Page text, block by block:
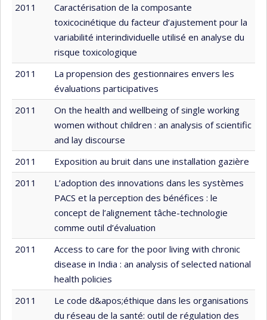
2011
Caractérisation de la composante
toxicocinétique du facteur d’ajustement pour la
variabilité interindividuelle utilisé en analyse du
risque toxicologique
2011
La propension des gestionnaires envers les
évaluations participatives
2011
On the health and wellbeing of single working
women without children : an analysis of scientific
and lay discourse
2011
Exposition au bruit dans une installation gazière
2011
L’adoption des innovations dans les systèmes
PACS et la perception des bénéfices : le
concept de l’alignement tâche-technologie
comme outil d’évaluation
2011
Access to care for the poor living with chronic
disease in India : an analysis of selected national
health policies
2011
Le code d&apos;éthique dans les organisations
du réseau de la santé: outil de régulation des